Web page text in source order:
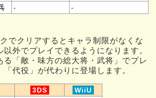
- -
でクリアするとキャラ制限がなくな
以外でプレイできるようになります。
る「敵・味方の総大将・武将」でプレ
「代役」が代わりに登場します。
3DS
WiiU